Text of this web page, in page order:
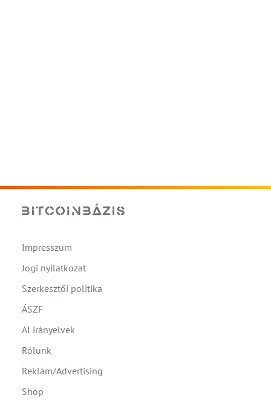
Impresszum
Jogi nyilatkozat
Szerkesztői politika
ÁSZF
AI irányelvek
Rólunk
Reklám/Advertising
Shop